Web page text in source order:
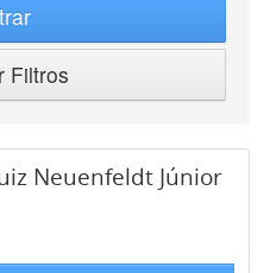
Filtros
Neuenfeldt Júnior